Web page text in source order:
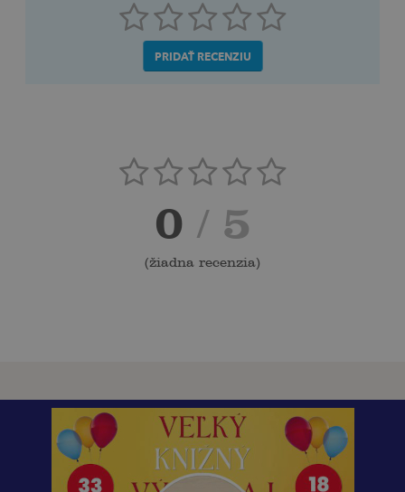
PRIDAŤ RECENZIU
0 / 5
(žiadna recenzia)